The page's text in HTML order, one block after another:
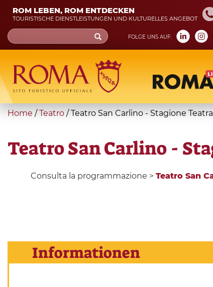
Skip
main
content
ROM LEBEN, ROM ENTDECKEN
TOURISTISCHE DIENSTLEISTUNGEN UND KULTURELLES ANGEBOT
FOLGE UNS AUF:
Search
form
Suche
You
here
Home / Teatro /Teatro San Carlino - Stagione
Teatro San Carlino -
Consulta la programmazione > Teatro San
Informationen